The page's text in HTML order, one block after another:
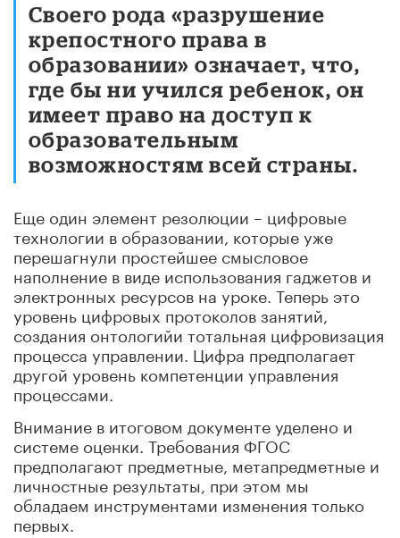
Своего рода «разрушение
крепостного права в
образовании» означает, что,
где бы ни учился ребенок, он
имеет право на доступ к
образовательным
возможностям всей страны.
Еще один элемент резолюции – цифровые
технологии в образовании, которые уже
перешагнули простейшее смысловое
наполнение в виде использования гаджетов и
электронных ресурсов на уроке. Теперь это
уровень цифровых протоколов занятий,
создания онтологийи тотальная цифровизация
процесса управлении. Цифра предполагает
другой уровень компетенции управления
процессами.
Внимание в итоговом документе уделено и
системе оценки. Требования ФГОС
предполагают предметные, метапредметные и
личностные результаты, при этом мы
обладаем инструментами изменения только
первых.